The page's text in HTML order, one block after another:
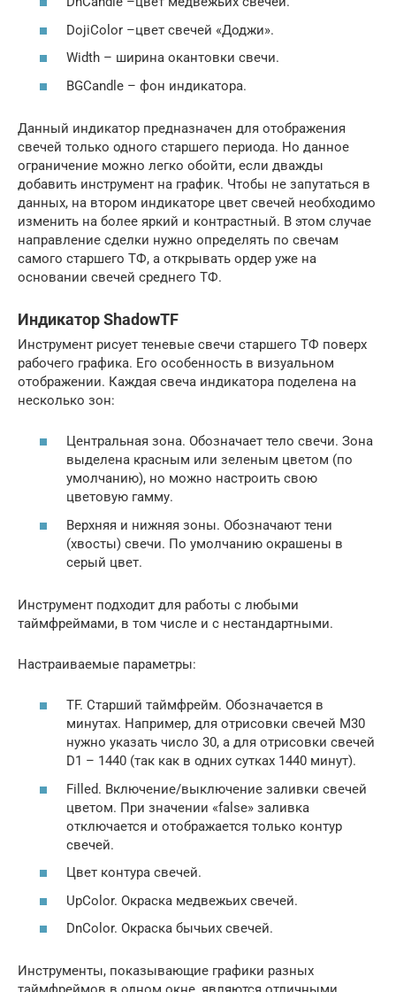
DojiColor –цвет свечей «Доджи».
Width – ширина окантовки свечи.
BGCandle – фон индикатора.
Данный индикатор предназначен для отображения
свечей только одного старшего периода. Но данное
ограничение можно легко обойти, если дважды
добавить инструмент на график. Чтобы не запутаться в
данных, на втором индикаторе цвет свечей необходимо
изменить на более яркий и контрастный. В этом случае
направление сделки нужно определять по свечам
самого старшего ТФ, а открывать ордер уже на
основании свечей среднего ТФ.
Индикатор ShadowTF
Инструмент рисует теневые свечи старшего ТФ поверх
рабочего графика. Его особенность в визуальном
отображении. Каждая свеча индикатора поделена на
несколько зон:
Центральная зона. Обозначает тело свечи. Зона
выделена красным или зеленым цветом (по
умолчанию), но можно настроить свою
цветовую гамму.
Верхняя и нижняя зоны. Обозначают тени
(хвосты) свечи. По умолчанию окрашены в
серый цвет.
Инструмент подходит для работы с любыми
таймфреймами, в том числе и с нестандартными.
Настраиваемые параметры:
TF. Старший таймфрейм. Обозначается в
минутах. Например, для отрисовки свечей M30
нужно указать число 30, а для отрисовки свечей
D1 – 1440 (так как в одних сутках 1440 минут).
Filled. Включение/выключение заливки свечей
цветом. При значении «false» заливка
отключается и отображается только контур
свечей.
Цвет контура свечей.
UpColor. Окраска медвежьих свечей.
DnColor. Окраска бычьих свечей.
Инструменты, показывающие графики разных